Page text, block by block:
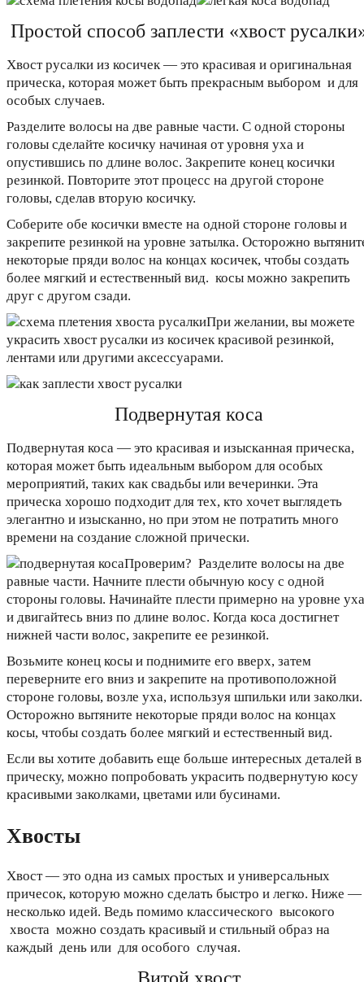
Простой способ заплести «хвост
Хвост русалки из косичек — это красивая и оригинальная
прическа, которая может быть прекрасным выбором и для
особых случаев.
Разделите волосы на две равные части. С одной стороны
головы сделайте косичку начиная от уровня уха и
опустившись по длине волос. Закрепите конец косички
резинкой. Повторите этот процесс на другой стороне
головы, сделав вторую косичку.
Соберите обе косички вместе на одной стороне головы и
закрепите резинкой на уровне затылка. Осторожно
некоторые пряди волос на концах косичек, чтобы создать
более мягкий и естественный вид. косы можно закрепить
друг с другом сзади.
При желании, вы можете
украсить хвост русалки из косичек красивой резинкой,
лентами или другими аксессуарами.
Подвернутая коса
Подвернутая коса — это красивая и изысканная прическа,
которая может быть идеальным выбором для особых
мероприятий, таких как свадьбы или вечеринки. Эта
прическа хорошо подходит для тех, кто хочет выглядеть
элегантно и изысканно, но при этом не потратить много
времени на создание сложной прически.
Проверим? Разделите волосы на две
равные части. Начните плести обычную косу с одной
стороны головы. Начинайте плести примерно на уровне уха
и двигайтесь вниз по длине волос. Когда коса достигнет
нижней части волос, закрепите ее резинкой.
Возьмите конец косы и поднимите его вверх, затем
переверните его вниз и закрепите на противоположной
стороне головы, возле уха, используя шпильки или заколки.
Осторожно вытяните некоторые пряди волос на концах
косы, чтобы создать более мягкий и естественный вид.
Если вы хотите добавить еще больше интересных деталей в
прическу, можно попробовать украсить подвернутую косу
красивыми заколками, цветами или бусинами.
Хвосты
Хвост — это одна из самых простых и универсальных
причесок, которую можно сделать быстро и легко. Ниже —
несколько идей. Ведь помимо классического высокого
хвоста можно создать красивый и стильный образ на
каждый день или для особого случая.